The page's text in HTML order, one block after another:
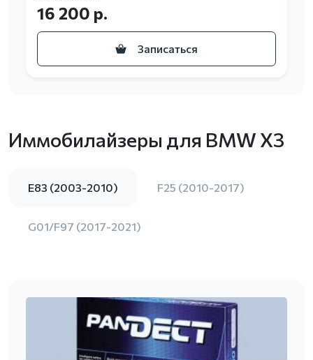
16 200 р.
Записаться
Иммобилайзеры для BMW X3
E83 (2003-2010) F25 (2010-2017)
G01/F97 (2017-2021)